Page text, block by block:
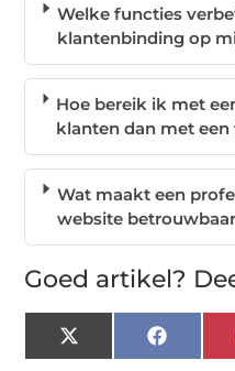
Welke functies
klantenbinding op
Hoe bereik ik met
klanten dan met een
Wat maakt een
website
Goed artikel?
X
(Twitter)